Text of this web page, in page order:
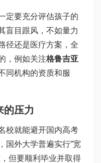
定要充分评估孩子的
盲目跟风，不如量力
径还是医疗方案，全
，例如关注格鲁吉亚
同机构的资质和服
的压力
校就能避开国内高考
国外大学普遍实行”宽
但要顺利毕业并取得